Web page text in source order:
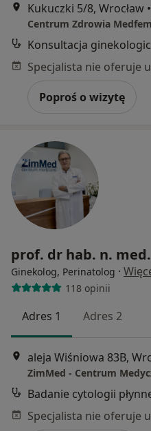
Kukuczki 5/8, Wrocław •
Centrum Zdrowia
Konsultacja
Poproś o wizytę
prof. dr hab. n.
Ginekolog, Perinatolog ·
118 opinii
Adres 1 Adres 2
aleja Wiśniowa 83B,
ZimMed - Centrum